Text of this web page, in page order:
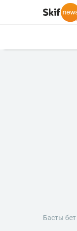
Басты бет